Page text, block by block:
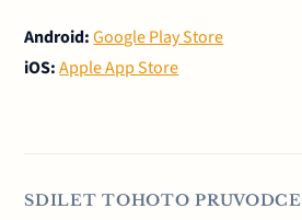
Android:Google Play Store
iOS:Apple App Store
SDILET TOHOTO PRUVODCE